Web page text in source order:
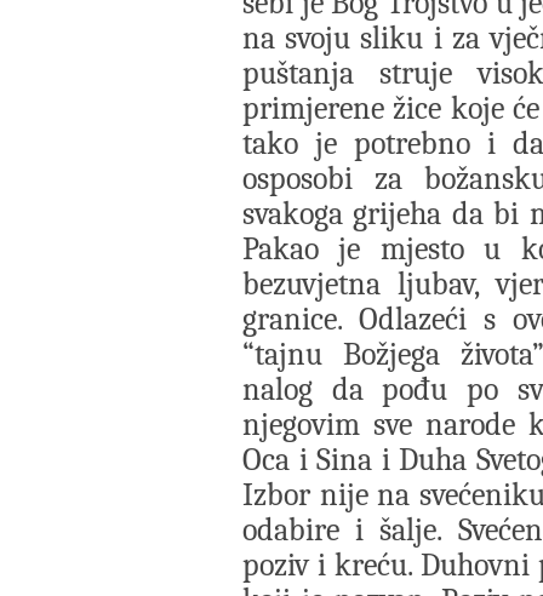
na svoju sliku i za
puštanja struje
primjerene žice koje
tako je potrebno i
osposobi za
svakoga grijeha da bi
Pakao je mjesto u
bezuvjetna ljubav,
granice. Odlazeći s
“tajnu Božjega
nalog da pođu po
njegovim sve narode
Oca i Sina i Duha
Izbor nije na
odabire i šalje.
poziv i kreću. Duhovni